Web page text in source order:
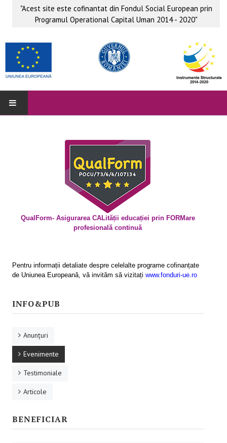
"Acest site este cofinantat din Fondul Social European prin
Programul Operational Capital Uman 2014 - 2020"
Beneficii
Activităţile proiectului
Rezultatele proiectului
INFO & PUB
Evenimente
Testimoniale
Afişe
QualForm- Asigurarea CALității educației prin FORMare
profesională continuă
Pentru informații detaliate despre celelalte programe cofinanțate
de Uniunea Europeană, vă invităm să vizitați www.fonduri-ue.ro
INFO&PUB
Anunţuri
Evenimente
Testimoniale
Articole
BENEFICIAR